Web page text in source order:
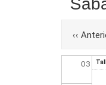
‹‹
01
02
03